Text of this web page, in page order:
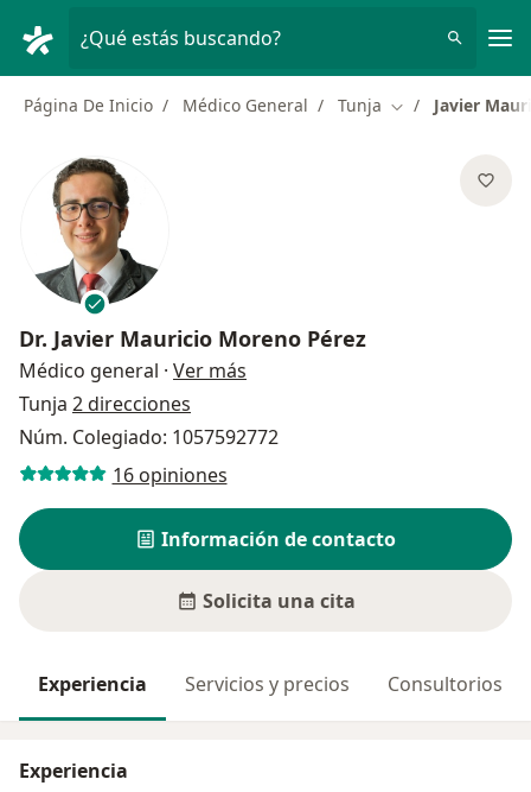
¿Qué estás buscando?
Página De Inicio Médico General Tunja Cambiar de
Javier
Dr. Javier Mauricio Moreno Pérez
Médico general · Ver más
Tunja 2 direcciones
Núm. Colegiado: 1057592772
16 opiniones
Información de contacto
Solicita una cita
Experiencia Servicios y precios Consultorios
Experiencia